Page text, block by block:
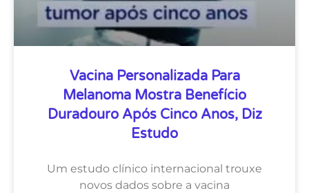
Vacina Personalizada Para
Melanoma Mostra Benefício
Duradouro Após Cinco Anos, Diz
Estudo
Um estudo clínico internacional trouxe
novos dados sobre a vacina